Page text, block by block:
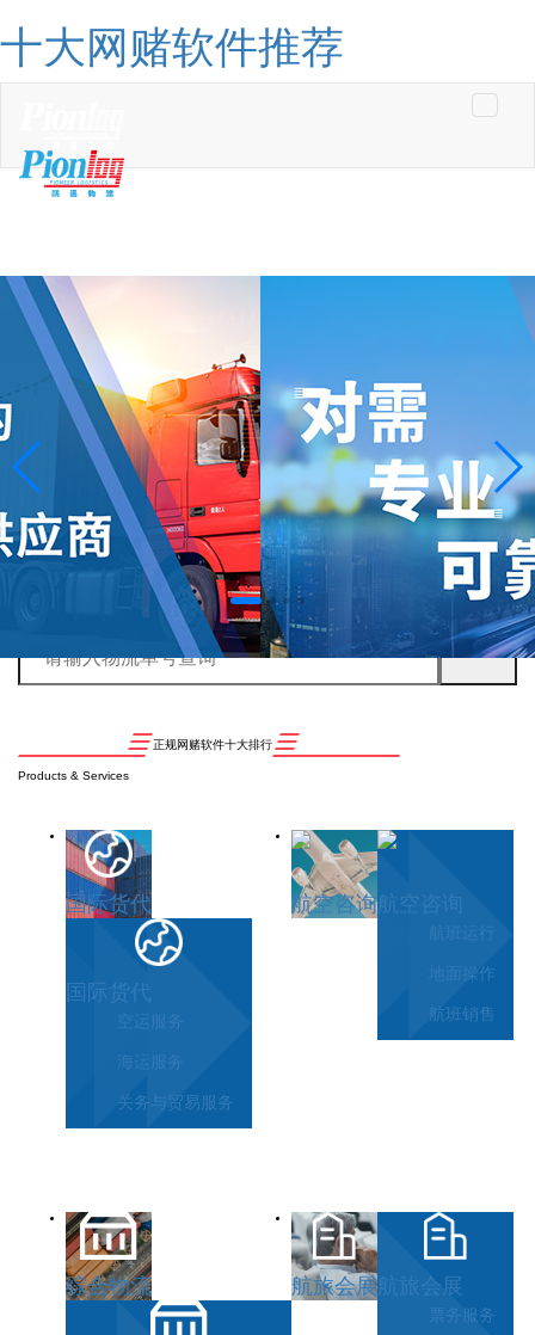
十大网赌软件推荐
正规网赌软件十大排行
Products & Services
国际货代
国际货代
空运服务
海运服务
关务与贸易服务
航空咨询航空咨询
航班运行
地面操作
航班销售
综合物流 航旅会展航旅会展
票务服务